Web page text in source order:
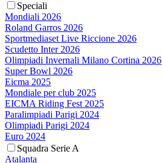
Speciali
Mondiali 2026
Roland Garros 2026
Sportmediaset Live Riccione 2026
Scudetto Inter 2026
Olimpiadi Invernali Milano Cortina 2026
Super Bowl 2026
Eicma 2025
Mondiale per club 2025
EICMA Riding Fest 2025
Paralimpiadi Parigi 2024
Olimpiadi Parigi 2024
Euro 2024
Squadra Serie A
Atalanta